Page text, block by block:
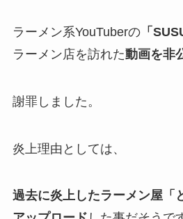
ラーメン系YouTuberの「
ラーメン店を訪れた動画を非
謝罪しました。
炎上理由としては、
過去に炎上したラーメン屋「